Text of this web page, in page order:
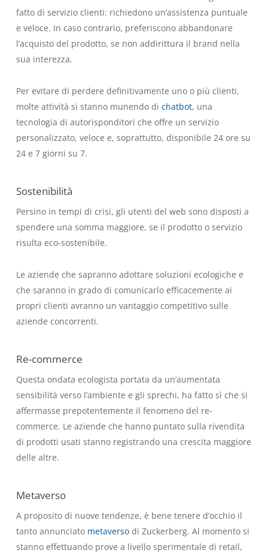
fatto di servizio clienti: richiedono un’assistenza puntuale
e veloce. In caso contrario, preferiscono abbandonare
l’acquisto del prodotto, se non addirittura il brand nella
sua interezza.
Per evitare di perdere definitivamente uno o più clienti,
molte attività si stanno munendo di chatbot, una
tecnologia di autorisponditori che offre un servizio
personalizzato, veloce e, soprattutto, disponibile 24 ore su
24 e 7 giorni su 7.
Sostenibilità
Persino in tempi di crisi, gli utenti del web sono disposti a
spendere una somma maggiore, se il prodotto o servizio
risulta eco-sostenibile.
Le aziende che sapranno adottare soluzioni ecologiche e
che saranno in grado di comunicarlo efficacemente ai
propri clienti avranno un vantaggio competitivo sulle
aziende concorrenti.
Re-commerce
Questa ondata ecologista portata da un’aumentata
sensibilità verso l’ambiente e gli sprechi, ha fatto sì che si
affermasse prepotentemente il fenomeno del re-
commerce. Le aziende che hanno puntato sulla rivendita
di prodotti usati stanno registrando una crescita maggiore
delle altre.
Metaverso
A proposito di nuove tendenze, è bene tenere d’occhio il
tanto annunciato metaversodi Zuckerberg. Al momento si
stanno effettuando prove a livello sperimentale di retail,